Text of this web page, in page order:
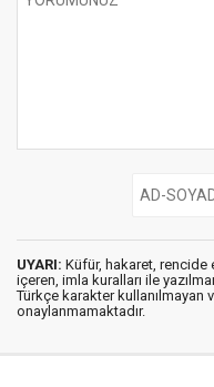
UYARI: Küfür, hakaret, rencide
içeren, imla kuralları ile
Türkçe karakter kullanılmayan
onaylanmamaktadır.